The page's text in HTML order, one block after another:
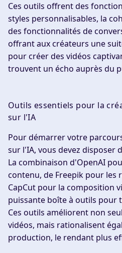
Ces outils offrent des
styles personnalisables, la
des fonctionnalités de
offrant aux créateurs une
pour créer des vidéos
trouvent un écho auprès du
Outils essentiels pour la
sur l'IA
Pour démarrer votre
sur l'IA, vous devez disposer
La combinaison d'OpenAI
contenu, de Freepik pour les
CapCut pour la composition
puissante boîte à outils pour
Ces outils améliorent non
vidéos, mais rationalisent
production, le rendant plus